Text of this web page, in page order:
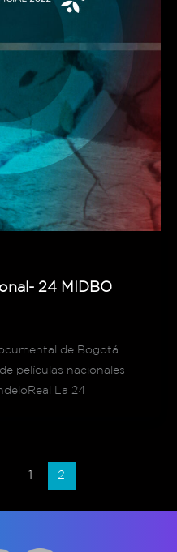
24 MIDBO
de Bogotá
películas nacionales
La 24
1 2